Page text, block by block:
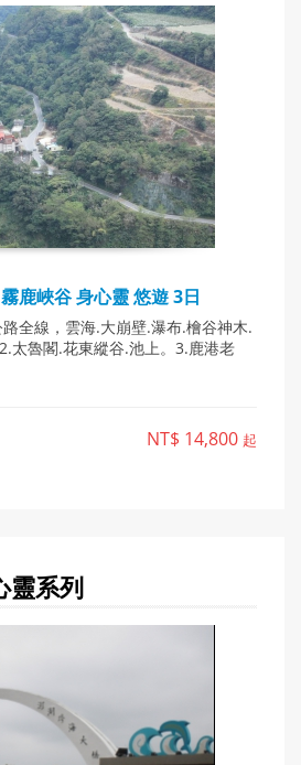
鹿峽谷 身心靈 悠遊 3日
全線，雲海.大崩壁.瀑布.檜谷神木.
太魯閣.花東縱谷.池上。3.鹿港老
NT$ 14,800 起
靈系列